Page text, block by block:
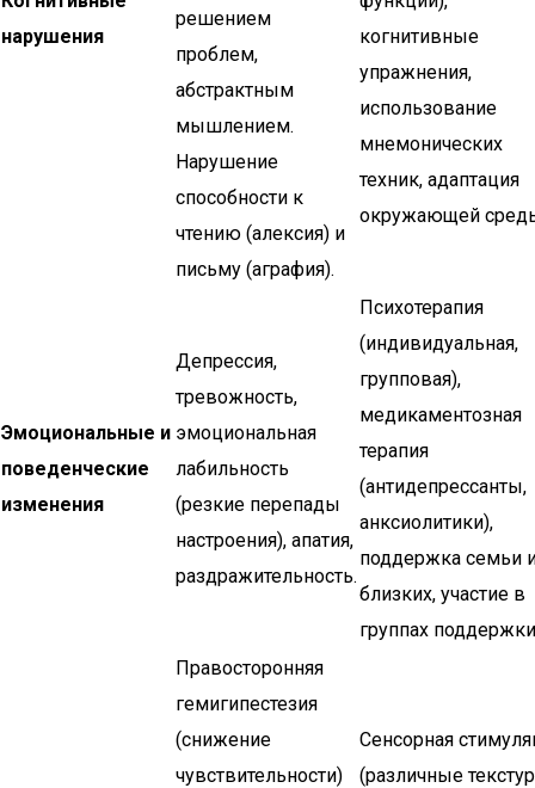
нарушения
решением
проблем,
абстрактным
мышлением.
Нарушение
способности к
чтению (алексия) и
письму (аграфия).
когнитивные
упражнения,
использование
мнемонических
техник, адаптация
окружающей
Эмоциональные и
поведенческие
изменения
Депрессия,
тревожность,
эмоциональная
лабильность
(резкие перепады
настроения), апатия,
раздражительность.
Психотерапия
(индивидуальная,
групповая),
медикаментозная
терапия
(антидепрессанты,
анксиолитики),
поддержка семьи
близких, участие в
группах
Правосторонняя
гемигипестезия
(снижение
чувствительности)
Сенсорная
(различные